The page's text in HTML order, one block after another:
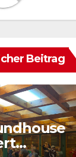
Beitrag